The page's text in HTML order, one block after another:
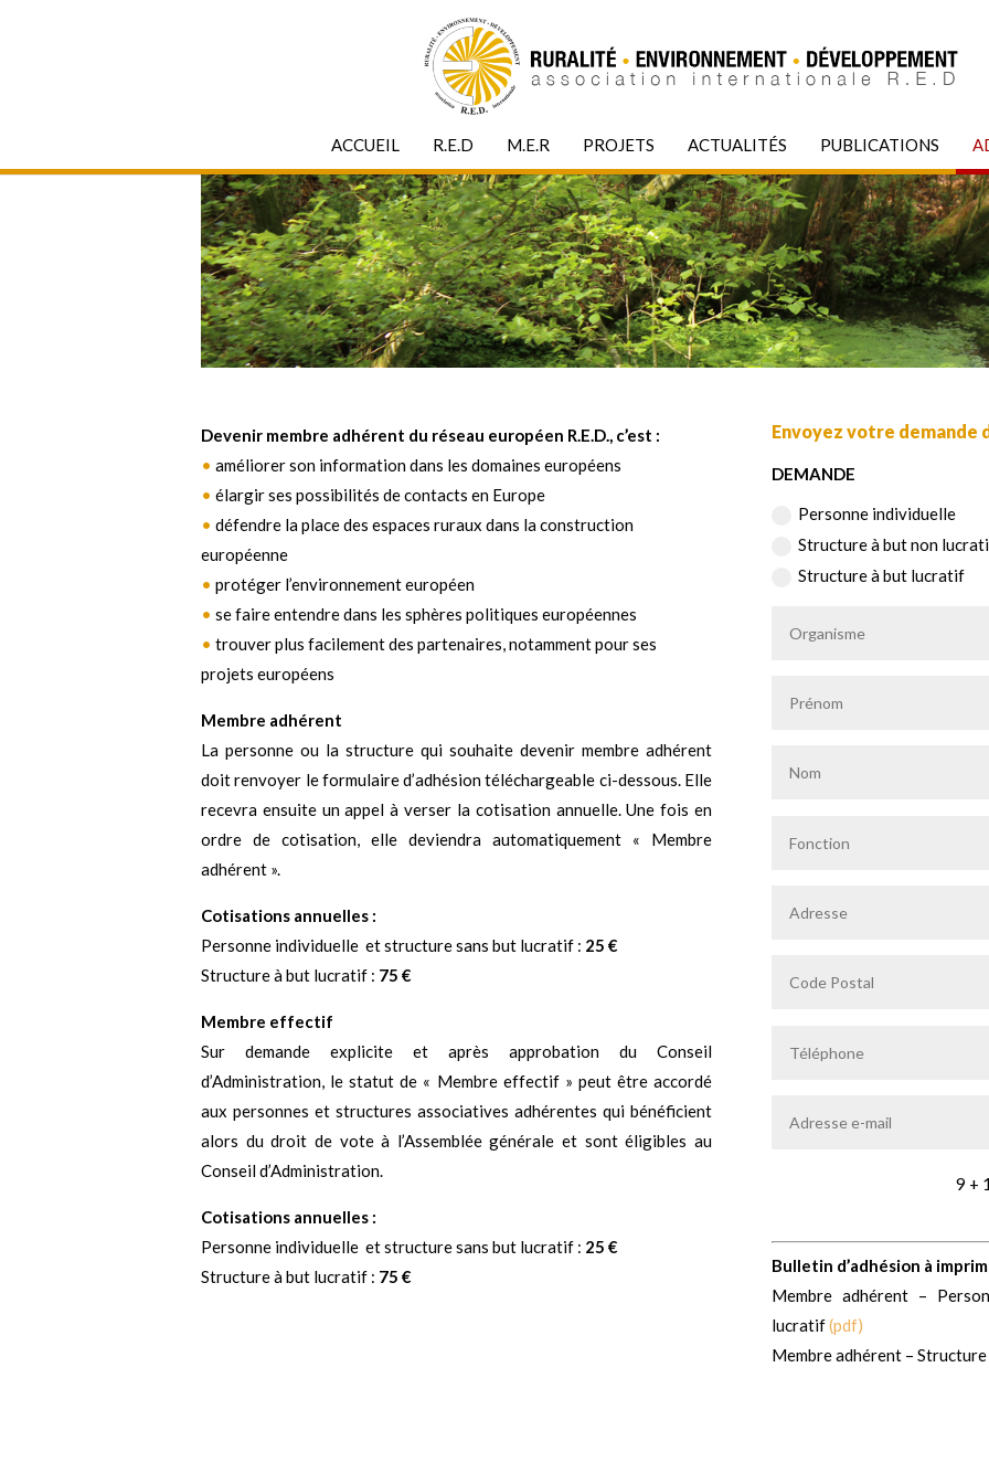
ACCUEIL R.E.D M.E.R PROJETS ACTUALITÉS PUBLICATIONS
Devenir membre adhérent du réseau européen R.E.D., c’est :
• améliorer son information dans les domaines européens
• élargir ses possibilités de contacts en Europe
• défendre la place des espaces ruraux dans la construction
européenne
• protéger l’environnement européen
• se faire entendre dans les sphères politiques européennes
• trouver plus facilement des partenaires, notamment pour ses
projets européens
Membre adhérent
La personne ou la structure qui souhaite devenir membre adhérent
doit renvoyer le formulaire d’adhésion téléchargeable ci-dessous. Elle
recevra ensuite un appel à verser la cotisation annuelle. Une fois en
ordre de cotisation, elle deviendra automatiquement « Membre
adhérent ».
Cotisations annuelles :
Personne individuelle et structure sans but lucratif : 25 €
Structure à but lucratif : 75 €
Membre effectif
Sur demande explicite et après approbation du Conseil
d’Administration, le statut de « Membre effectif » peut être accordé
aux personnes et structures associatives adhérentes qui bénéficient
alors du droit de vote à l’Assemblée générale et sont éligibles au
Conseil d’Administration.
Cotisations annuelles :
Personne individuelle et structure sans but lucratif : 25 €
Structure à but lucratif : 75 €
Envoyez votre demande
DEMANDE
Personne individuelle
Structure à but non
Structure à but lucratif
9 +
Bulletin d’adhésion à
Membre adhérent –
lucratif(pdf)
Membre adhérent –